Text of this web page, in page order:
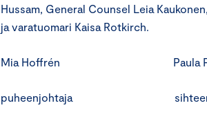
Hussam, General Counsel Leia
ja varatuomari Kaisa Rotkirch.
Mia Hoffrén Paula
puheenjohtaja